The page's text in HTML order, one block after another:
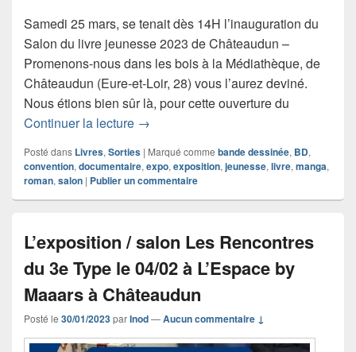
Samedi 25 mars, se tenait dès 14H l’inauguration du
Salon du livre jeunesse 2023 de Châteaudun –
Promenons-nous dans les bois à la Médiathèque, de
Châteaudun (Eure-et-Loir, 28) vous l’aurez deviné.
Nous étions bien sûr là, pour cette ouverture du
Continuer la lecture Reportage Salon du livre jeunesse
→
Posté dans Livres, Sorties | Marqué comme bande dessinée, BD,
convention, documentaire, expo, exposition, jeunesse, livre, manga,
roman, salon | Publier un commentaire
L’exposition / salon Les Rencontres
du 3e Type le 04/02 à L’Espace by
Maaars à Châteaudun
Posté le 30/01/2023parInod—Aucun commentaire ↓